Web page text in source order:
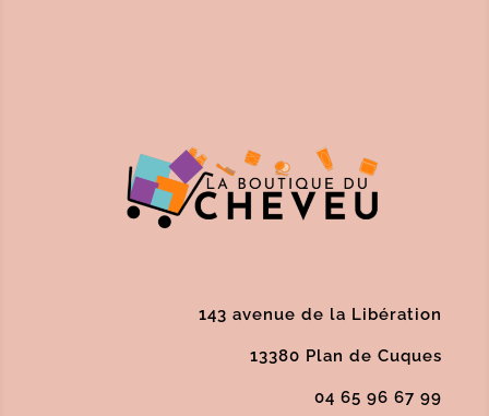
143 avenue de la Libération
13380 Plan de Cuques
04 65 96 67 99